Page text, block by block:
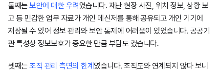
둘째는 보안에 대한 우려 였습니다. 재난 현장 사진, 위치 정보, 상황 보
고 등 민감한 업무 자료가 개인 메신저를 통해 공유되고 개인 기기에
저장될 수 있어 정보 관리와 보안 통제에 어려움이 있었습니다. 공공기
관 특성상 정보보호가 중요한 만큼 부담도 컸습니다.
셋째는 조직 관리 측면의 한계 였습니다. 조직도와 연계되지 않다 보니